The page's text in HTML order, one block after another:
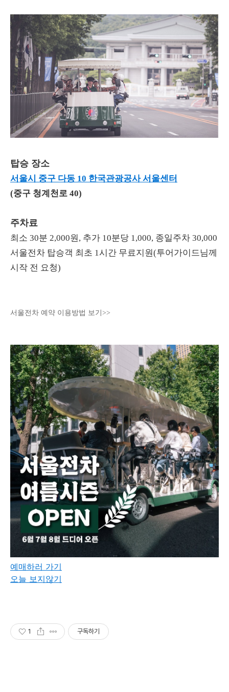
탑승 장소
서울시 중구 다동 10 한국관광공사 서울센터
(중구 청계천로 40)
주차료
최소 30분 2,000원, 추가 10분당 1,000, 종일주차 30,000
서울전차 탑승객 최초 1시간 무료지원(투어가이드님께
시작 전 요청)
서울전차 예약 이용방법 보기>>
예매하러 가기
오늘 보지않기
1 구독하기